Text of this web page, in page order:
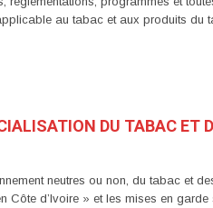
au tabac et aux produits du
DU TABAC ET
neutres ou non, du tabac et
Côte d’Ivoire » et les mises en